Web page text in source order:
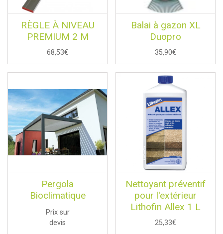
RÈGLE À NIVEAU
PREMIUM 2 M
68,53€
Balai à gazon XL
Duopro
35,90€
Pergola
Bioclimatique
Prix sur
devis
Nettoyant préventif
pour l'extérieur
Lithofin Allex 1 L
25,33€